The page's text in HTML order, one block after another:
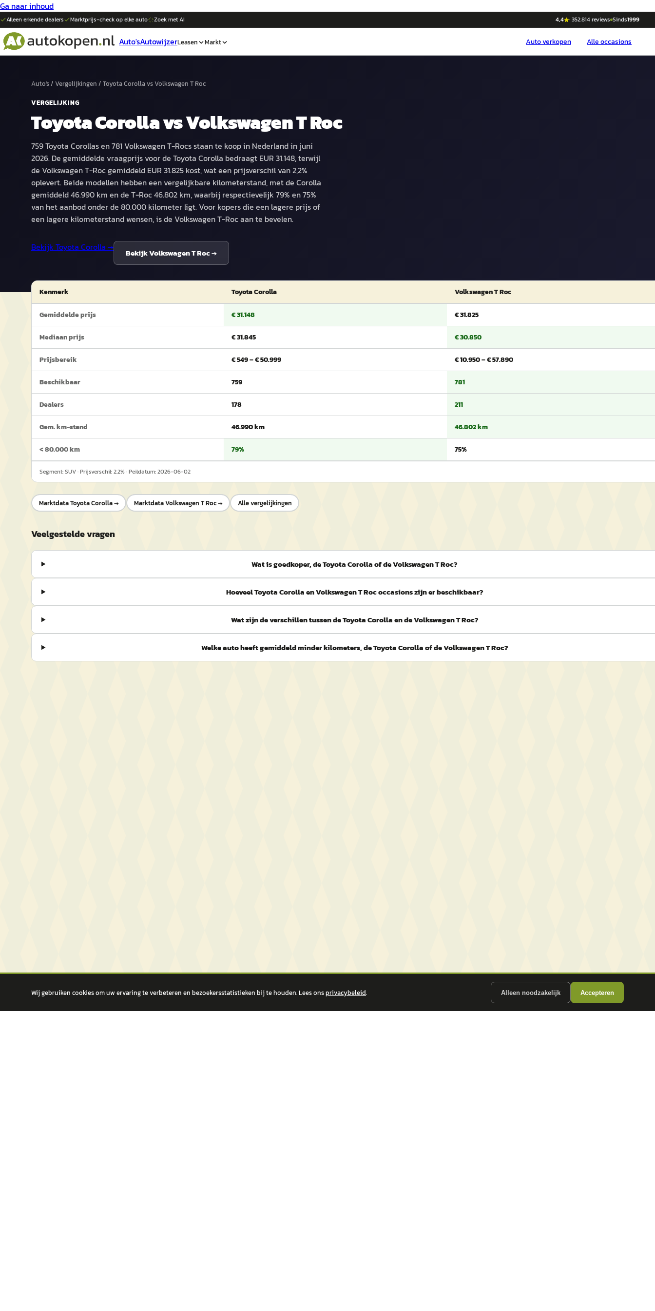
Ga naar inhoud
Alleen erkende dealers Marktprijs-check op elkeauto Zoek met AI 4,4 ·352.814reviews Sinds1999
Auto'sAutowijzerLeasen Markt Autoverkopen Alle occasions
Auto's/ Vergelijkingen / Toyota CorollavsVolkswagen T Roc
VERGELIJKING
Toyota CorollavsVolkswagen T Roc
759 Toyota Corollas en 781 Volkswagen T-Rocs staan te koop in Nederland in juni
2026. De gemiddelde vraagprijs voor de Toyota Corolla bedraagt EUR 31.148, terwijl
de Volkswagen T-Roc gemiddeld EUR 31.825 kost, wat een prijsverschil van 2,2%
oplevert. Beide modellen hebben een vergelijkbare kilometerstand, met de Corolla
gemiddeld 46.990 km en de T-Roc 46.802 km, waarbij respectievelijk 79% en 75%
van het aanbod onder de 80.000 kilometer ligt. Voor kopers die een lagere prijs of
een lagere kilometerstand wensen, is de Volkswagen T-Roc aan te bevelen.
Bekijk Toyota Corolla →
BekijkVolkswagen T Roc→
Kenmerk Toyota Corolla Volkswagen T Roc
Gemiddelde prijs € 31.148 € 31.825
Mediaan prijs € 31.845 € 30.850
Prijsbereik € 549 – € 50.999 € 10.950 – € 57.890
Beschikbaar 759 781
Dealers 178 211
Gem. km-stand 46.990 km 46.802 km
< 80.000 km 79% 75%
Segment:SUV· Prijsverschil:2.2% · Peildatum:2026-06-02
MarktdataToyota Corolla→ MarktdataVolkswagen T Roc→ Alle vergelijkingen
Veelgestelde vragen
Wat is goedkoper, de Toyota Corolla of de Volkswagen T Roc?
Hoeveel Toyota Corolla en Volkswagen T Roc occasions zijn er beschikbaar?
Wat zijn de verschillen tussen de Toyota Corolla en de Volkswagen T Roc?
Welke auto heeft gemiddeld minder kilometers, de Toyota Corolla of de Volkswagen T Roc?
Wij gebruiken cookies om uw ervaring te verbeteren en bezoekersstatistieken bij te houden. Lees onsprivacybeleid. Alleen noodzakelijk Accepteren